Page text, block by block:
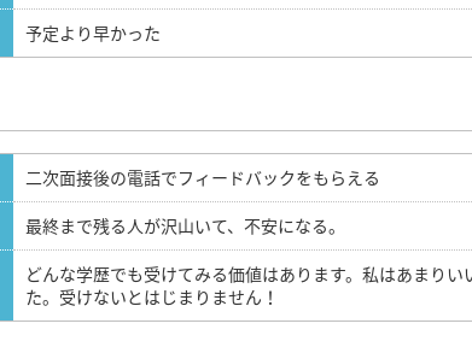
予定より早かった
二次面接後の電話でフィードバックをもらえる
最終まで残る人が沢山いて、不安になる。
どんな学歴でも受けてみる価値はあります。私はあまり
た。受けないとはじまりません！